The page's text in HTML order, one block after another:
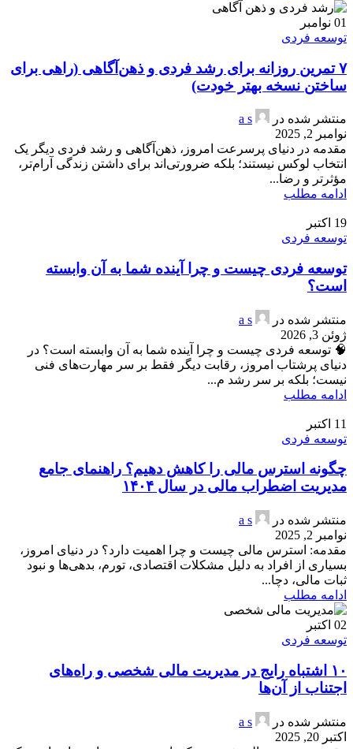
01 نوامبر
توسعه فردی
۷ تمرین روزانه برای رشد فردی و ذهن‌آگاهی (راهی برای
ساختن نسخه بهتر خودت)
منتشر شده در
a s
نوامبر 2, 2025
مقدمه در دنیای پرسرعت امروز، ذهن‌آگاهی و رشد فردی دیگر یک
انتخاب لوکس نیستند؛ بلکه ضرورتی‌اند برای داشتن زندگی آرام‌تر،
مؤثرتر و رضا...
ادامه مطلب
19 اکتبر
توسعه فردی
توسعه فردی چیست و چرا آینده شما به آن وابسته
است؟
منتشر شده در
a s
ژوئن 3, 2026
🧠 توسعه فردی چیست و چرا آینده شما به آن وابسته است؟ در
دنیای پرشتاب امروز، رقابت دیگر فقط بر سر مهارت‌های فنی
نیست؛ بلکه بر سر رشد م...
ادامه مطلب
11 اکتبر
توسعه فردی
چگونه استرس مالی را کاهش دهیم؟ راهنمای جامع
مدیریت اضطراب مالی در سال ۱۴۰۴
منتشر شده در
a s
نوامبر 2, 2025
مقدمه: استرس مالی چیست و چرا اهمیت دارد؟ در دنیای امروز،
بسیاری از افراد به دلیل مشکلات اقتصادی، تورم، بدهی‌ها و نبود
ثبات مالی، دچا...
ادامه مطلب
02 اکتبر
توسعه فردی
۱۰ اشتباه رایج در مدیریت مالی شخصی و راه‌های
اجتناب از آن‌ها
منتشر شده در
a s
اکتبر 20, 2025